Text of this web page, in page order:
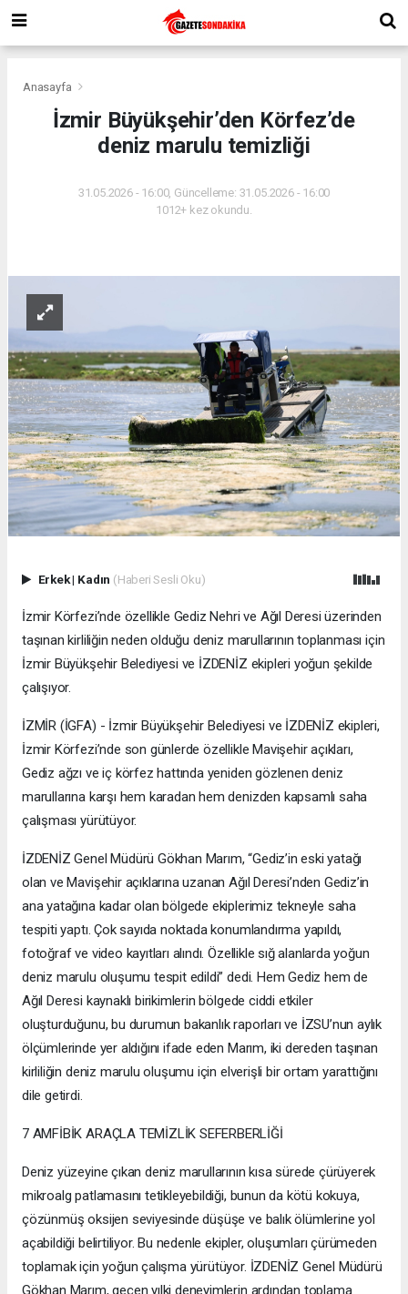
Anasayfa
İzmir Büyükşehir’den Körfez’de
deniz marulu temizliği
31.05.2026 - 16:00, Güncelleme: 31.05.2026 - 16:00
1012+ kez okundu.
Erkek| Kadın (Haberi Sesli Oku)
İzmir Körfezi’nde özellikle Gediz Nehri ve Ağıl Deresi üzerinden
taşınan kirliliğin neden olduğu deniz marullarının toplanması için
İzmir Büyükşehir Belediyesi ve İZDENİZ ekipleri yoğun şekilde
çalışıyor.
İZMİR (İGFA) - İzmir Büyükşehir Belediyesi ve İZDENİZ ekipleri,
İzmir Körfezi’nde son günlerde özellikle Mavişehir açıkları,
Gediz ağzı ve iç körfez hattında yeniden gözlenen deniz
marullarına karşı hem karadan hem denizden kapsamlı saha
çalışması yürütüyor.
İZDENİZ Genel Müdürü Gökhan Marım, “Gediz’in eski yatağı
olan ve Mavişehir açıklarına uzanan Ağıl Deresi’nden Gediz’in
ana yatağına kadar olan bölgede ekiplerimiz tekneyle saha
tespiti yaptı. Çok sayıda noktada konumlandırma yapıldı,
fotoğraf ve video kayıtları alındı. Özellikle sığ alanlarda yoğun
deniz marulu oluşumu tespit edildi” dedi. Hem Gediz hem de
Ağıl Deresi kaynaklı birikimlerin bölgede ciddi etkiler
oluşturduğunu, bu durumun bakanlık raporları ve İZSU’nun aylık
ölçümlerinde yer aldığını ifade eden Marım, iki dereden taşınan
kirliliğin deniz marulu oluşumu için elverişli bir ortam yarattığını
dile getirdi.
7 AMFİBİK ARAÇLA TEMİZLİK SEFERBERLİĞİ
Deniz yüzeyine çıkan deniz marullarının kısa sürede çürüyerek
mikroalg patlamasını tetikleyebildiği, bunun da kötü kokuya,
çözünmüş oksijen seviyesinde düşüşe ve balık ölümlerine yol
açabildiği belirtiliyor. Bu nedenle ekipler, oluşumları çürümeden
toplamak için yoğun çalışma yürütüyor. İZDENİZ Genel Müdürü
Gökhan Marım, geçen yılki deneyimlerin ardından toplama